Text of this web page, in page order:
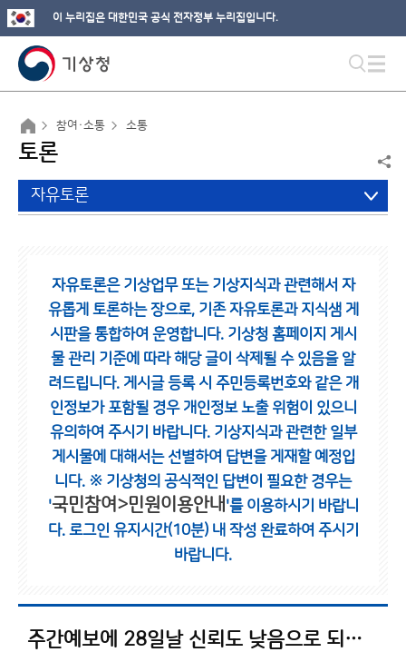
이 누리집은 대한민국 공식 전자정부 누리집입니다.
참여·소통 소통
토론
자유토론
자유토론은 기상업무 또는 기상지식과 관련해서 자
유롭게 토론하는 장으로, 기존 자유토론과 지식샘 게
시판을 통합하여 운영합니다. 기상청 홈페이지 게시
물 관리 기준에 따라 해당 글이 삭제될 수 있음을 알
려드립니다. 게시글 등록 시 주민등록번호와 같은 개
인정보가 포함될 경우 개인정보 노출 위험이 있으니
유의하여 주시기 바랍니다. 기상지식과 관련한 일부
게시물에 대해서는 선별하여 답변을 게재할 예정입
니다. ※ 기상청의 공식적인 답변이 필요한 경우는
'국민참여>민원이용안내 '를 이용하시기 바랍니
다. 로그인 유지시간(10분) 내 작성 완료하여 주시기
바랍니다.
주간예보에 28일날 신뢰도 낮음으로 되있던데 15호 태풍 영향??